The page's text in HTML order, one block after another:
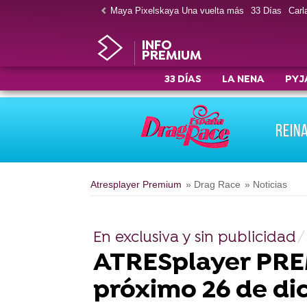
Maya Pixelskaya Una vuelta más 33 Días
INFO
PREMIUM
33 DÍAS LA NENA
Atresplayer Premium » Drag Race » Noticias
En exclusiva y sin publicidad
ATRESplayer
próximo 26 de